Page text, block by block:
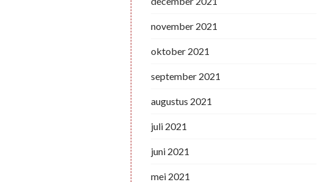
november 2021
oktober 2021
september 2021
augustus 2021
juli 2021
juni 2021
mei 2021